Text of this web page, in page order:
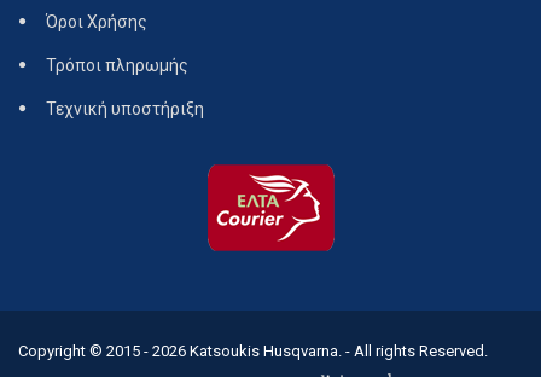
Όροι Χρήσης
Τρόποι πληρωμής
Τεχνική υποστήριξη
Copyright © 2015 - 2026 Katsoukis Husqvarna. - All rights Reserved.